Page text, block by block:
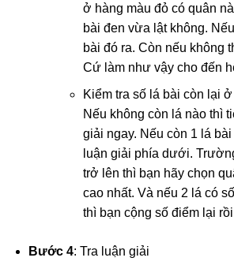
ở hàng màu đỏ có quân
bài đen vừa lật không.
bài đó ra. Còn nếu không
Cứ làm như vậy cho đến
Kiểm tra số lá bài còn lại
Nếu không còn lá nào thì
giải ngay. Nếu còn 1 lá
luận giải phía dưới.
trở lên thì bạn hãy chọn
cao nhất. Và nếu 2 lá có
thì bạn cộng số điểm lại
Bước 4: Tra luận giải